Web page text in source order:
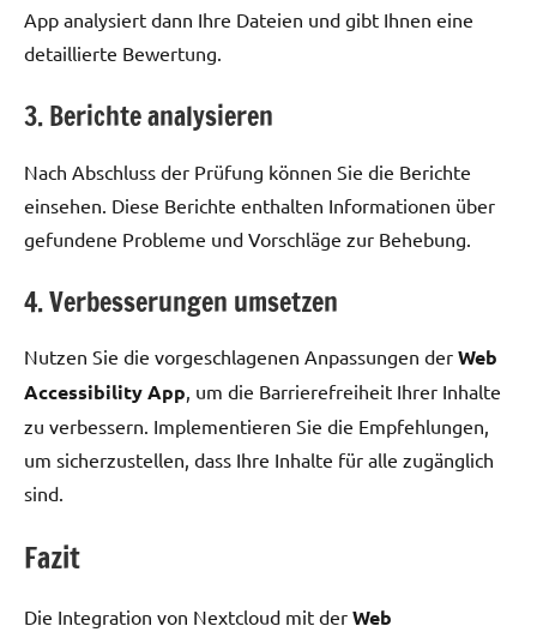
App analysiert dann Ihre Dateien und gibt Ihnen eine
detaillierte Bewertung.
3. Berichte analysieren
Nach Abschluss der Prüfung können Sie die Berichte
einsehen. Diese Berichte enthalten Informationen über
gefundene Probleme und Vorschläge zur Behebung.
4. Verbesserungen umsetzen
Nutzen Sie die vorgeschlagenen Anpassungen der Web
Accessibility App, um die Barrierefreiheit Ihrer Inhalte
zu verbessern. Implementieren Sie die Empfehlungen,
um sicherzustellen, dass Ihre Inhalte für alle zugänglich
sind.
Fazit
Die Integration von Nextcloud mit der Web